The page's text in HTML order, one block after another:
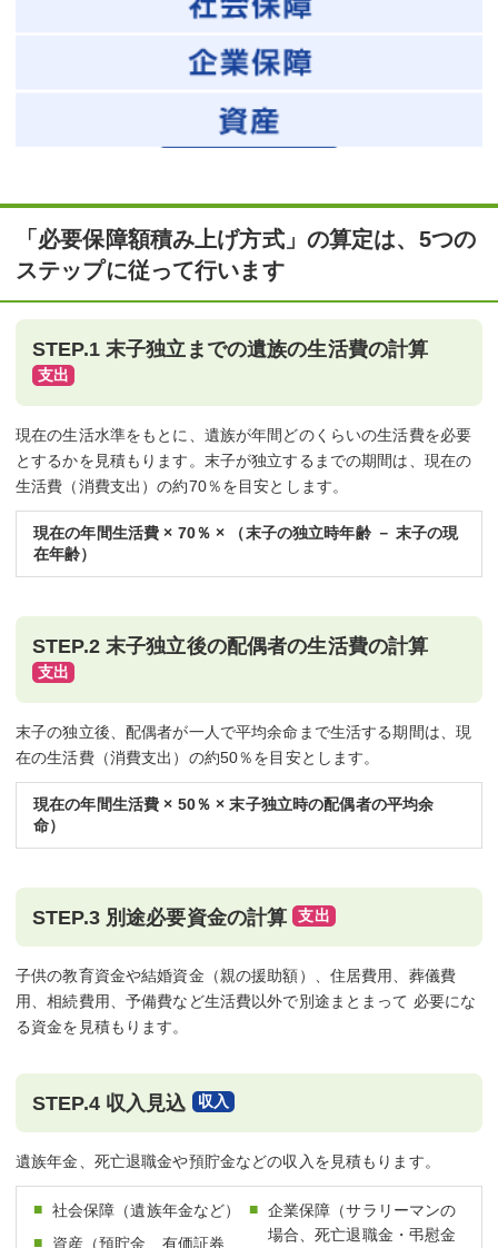
「必要保障額積み上げ方式」の算定は、5つの
ステップに従って行います
STEP.1 末子独立までの遺族の生活費の計算
現在の生活水準をもとに、遺族が年間どのくらいの生活費を必要
とするかを見積もります。末子が独立するまでの期間は、現在の
生活費（消費支出）の約70％を目安とします。
現在の年間生活費 × 70％ × （末子の独立時年齢 － 末子の現
在年齢）
STEP.2 末子独立後の配偶者の生活費の計算
末子の独立後、配偶者が一人で平均余命まで生活する期間は、現
在の生活費（消費支出）の約50％を目安とします。
現在の年間生活費 × 50％ × 末子独立時の配偶者の平均余
命）
STEP.3 別途必要資金の計算
子供の教育資金や結婚資金（親の援助額）、住居費用、葬儀費
用、相続費用、予備費など生活費以外で別途まとまって 必要にな
る資金を見積もります。
STEP.4 収入見込
遺族年金、死亡退職金や預貯金などの収入を見積もります。
社会保障（遺族年金など）
資産（預貯金、有価証券、
企業保障（サラリーマンの
場合、死亡退職金・弔慰金